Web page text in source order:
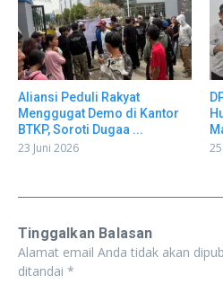
Aliansi Peduli Rakyat
Menggugat Demo di Kantor
BTKP, Soroti Dugaa ...
23 Juni 2026
Tinggalkan Balasan
Alamat email Anda tidak akan
ditandai *